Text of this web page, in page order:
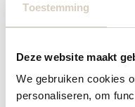
Toestemming
Deze website maakt
We gebruiken cookies
personaliseren, om